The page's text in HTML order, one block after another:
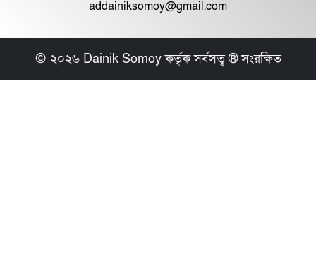
পশ্চিমবঙ্গে নজিরবিহীন নাটকীয়তা,
addainiksomoy@gmail.com
© ২০২৬ Dainik Somoy কর্তৃক সর্বসত্ব ® সংরক্ষিত